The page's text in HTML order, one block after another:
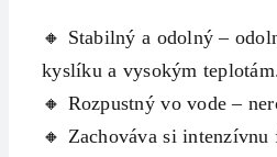
🔸 Stabilný a odolný –
kyslíku a vysokým
🔸 Rozpustný vo vode –
🔸 Zachováva si